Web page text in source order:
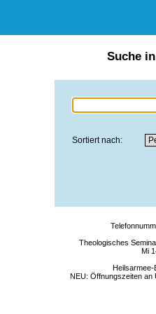
Suche
Sortiert nach:
Theologisches
Mi
Heilsarmee-
NEU: Öffnungszeiten an